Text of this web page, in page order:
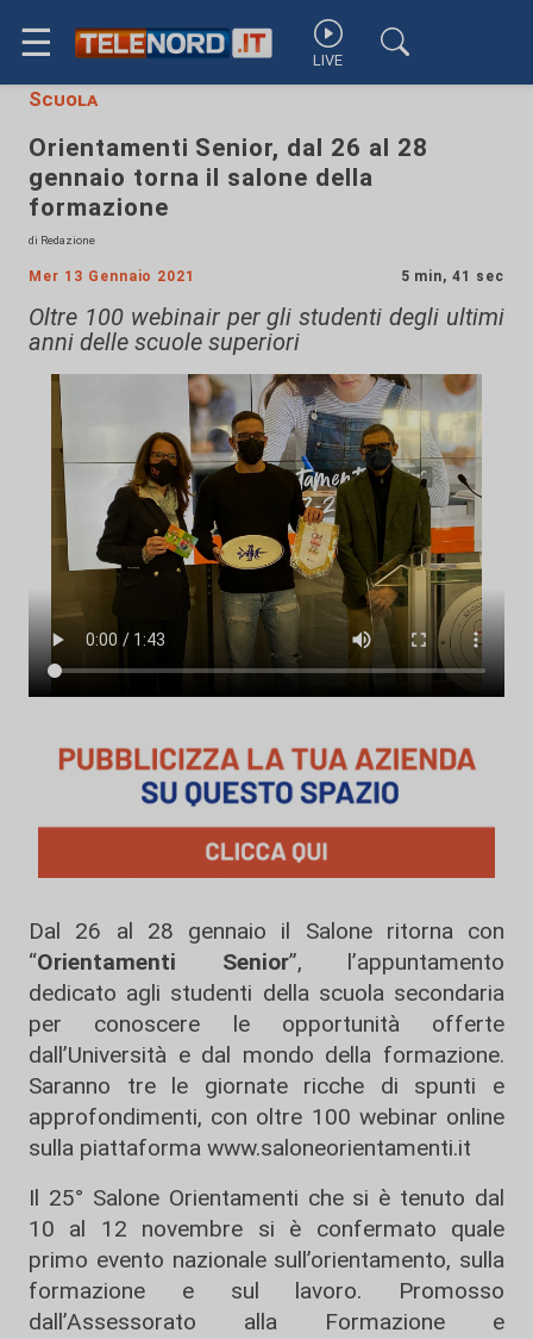
☰ LIVE
Scuola
Orientamenti Senior, dal 26 al 28
gennaio torna il salone della
formazione
di Redazione
Mer 13 Gennaio 2021 5 min, 41 sec
Oltre 100 webinair per gli studenti degli ultimi
anni delle scuole superiori
Dal 26 al 28 gennaio il Salone ritorna con
“Orientamenti Senior”, l’appuntamento
dedicato agli studenti della scuola secondaria
per conoscere le opportunità offerte
dall’Università e dal mondo della formazione.
Saranno tre le giornate ricche di spunti e
approfondimenti, con oltre 100 webinar online
sulla piattaforma www.saloneorientamenti.it
Il 25° Salone Orientamenti che si è tenuto dal
10 al 12 novembre si è confermato quale
primo evento nazionale sull’orientamento, sulla
formazione e sul lavoro. Promosso
dall’Assessorato alla Formazione e